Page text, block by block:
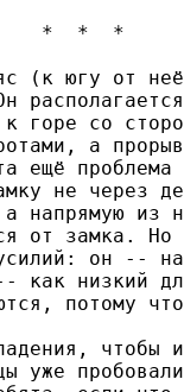
*  *  *
(к югу от
горе со
а
ещё проблема
не через
напрямую из
от замка.
усилий: он --
как низкий
потому
чтобы
уже